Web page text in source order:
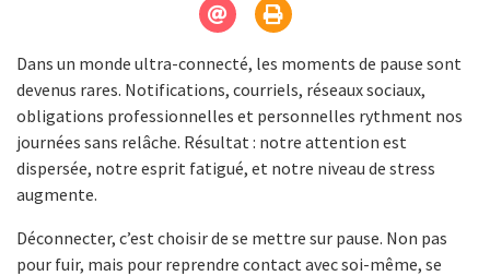
Dans un monde ultra-connecté, les moments de pause sont
devenus rares. Notifications, courriels, réseaux sociaux,
obligations professionnelles et personnelles rythment nos
journées sans relâche. Résultat : notre attention est
dispersée, notre esprit fatigué, et notre niveau de stress
augmente.
Déconnecter, c’est choisir de se mettre sur pause. Non pas
pour fuir, mais pour reprendre contact avec soi-même, se